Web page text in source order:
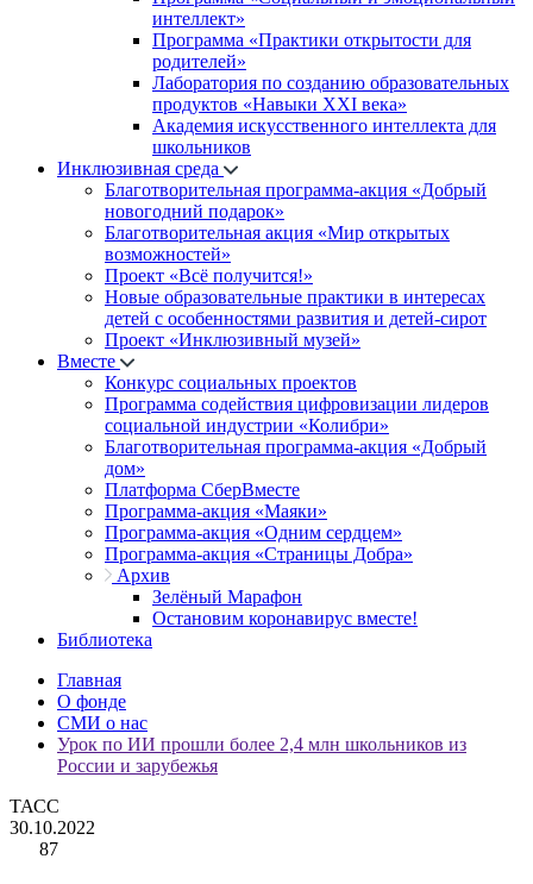
интеллект»
Программа «Практики открытости для
родителей»
Лаборатория по созданию образовательных
продуктов «Навыки XXI века»
Академия искусственного интеллекта для
школьников
Инклюзивная среда
Благотворительная программа-акция «Добрый
новогодний подарок»
Благотворительная акция «Мир открытых
возможностей»
Проект «Всё получится!»
Новые образовательные практики в интересах
детей с особенностями развития и детей-сирот
Проект «Инклюзивный музей»
Вместе
Конкурс социальных проектов
Программа содействия цифровизации лидеров
социальной индустрии «Колибри»
Благотворительная программа-акция «Добрый
дом»
Платформа СберВместе
Программа-акция «Маяки»
Программа-акция «Одним сердцем»
Программа-акция «Страницы Добра»
Архив
Зелёный Марафон
Остановим коронавирус вместе!
Библиотека
Главная
О фонде
СМИ о нас
Урок по ИИ прошли более 2,4 млн школьников из
России и зарубежья
ТАСС
30.10.2022
87